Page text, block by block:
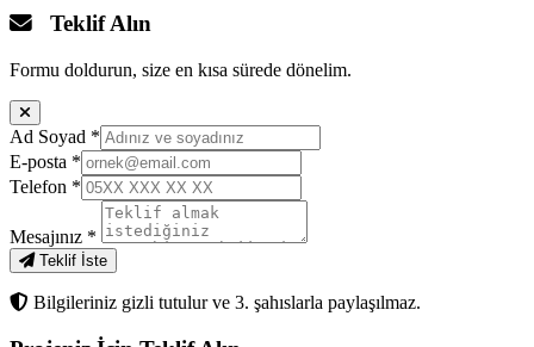
Teklif Alın
Formu doldurun, size en kısa sürede dönelim.
Ad Soyad *
E-posta *
Telefon *
Mesajınız *
Teklif İste
Bilgileriniz gizli tutulur ve 3. şahıslarla paylaşılmaz.